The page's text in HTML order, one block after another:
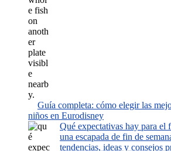
Guía completa: cómo elegir las
niños en Eurodisney
Qué expectativas hay para el
una escapada de fin de
tendencias, ideas y consejos